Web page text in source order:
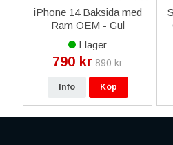
iPhone 14 Baksida med
Ram OEM - Gul
I lager
790 kr 890 kr
Info Köp